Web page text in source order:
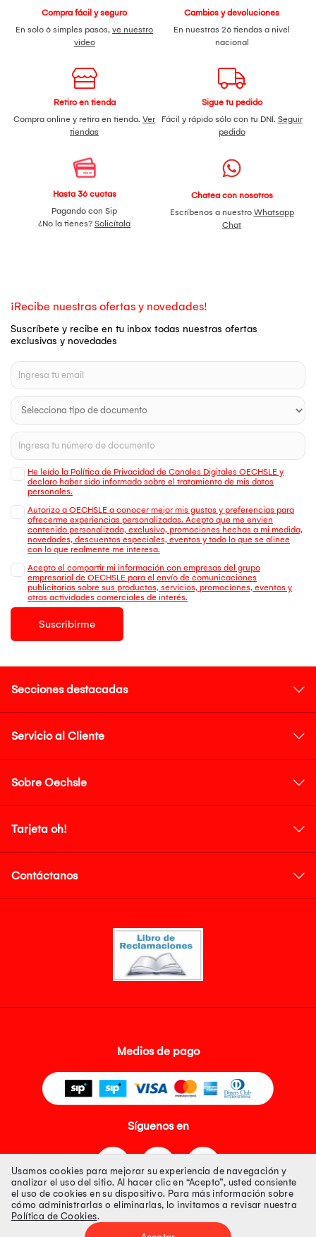
Compra fácil y seguro
En solo 6 simples pasos, ve nuestro
video
Cambios y devoluciones
En nuestras 26 tiendas a nivel
nacional
Retiro en tienda
Compra online y retira en tienda. Ver
tiendas
Sigue tu pedido
Fácil y rápido sólo con tu DNI. Seguir
pedido
Hasta 36 cuotas
Pagando con Sip
¿No la tienes? Solicítala
Chatea con nosotros
Escríbenos a nuestro Whatsapp
Chat
¡Recibe nuestras ofertas y novedades!
Suscríbete y recibe en tu inbox todas nuestras ofertas
exclusivas y novedades
He leído la Política de Privacidad de Canales Digitales OECHSLE y
declaro haber sido informado sobre el tratamiento de mis datos
personales.
Autorizo a OECHSLE a conocer mejor mis gustos y preferencias para
ofrecerme experiencias personalizadas. Acepto que me envien
contenido personalizado, exclusivo, promociones hechas a mi medida,
novedades, descuentos especiales, eventos y todo lo que se alinee
con lo que realmente me interesa.
Acepto el compartir mi información con empresas del grupo
empresarial de OECHSLE para el envío de comunicaciones
publicitarias sobre sus productos, servicios, promociones, eventos y
otras actividades comerciales de interés.
Suscribirme
Secciones destacadas
Servicio al Cliente
Sobre Oechsle
Tarjeta oh!
Contáctanos
Medios de pago
Síguenos en
Tienda 100% Segura
Usamos cookies para mejorar su experiencia de navegación y
analizar el uso del sitio. Al hacer clic en “Acepto”, usted consiente
el uso de cookies en su dispositivo. Para más información sobre
cómo administrarlas o eliminarlas, lo invitamos a revisar nuestra
Política de Cookies.